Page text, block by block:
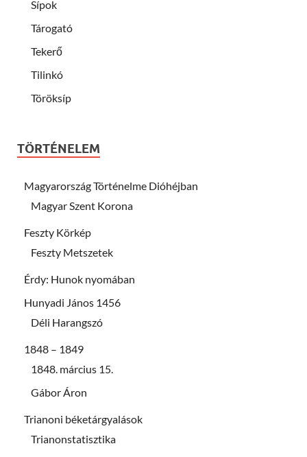
Sípok
Tárogató
Tekerő
Tilinkó
Töröksíp
TÖRTÉNELEM
Magyarország Történelme Dióhéjban
Magyar Szent Korona
Feszty Körkép
Feszty Metszetek
Érdy: Hunok nyomában
Hunyadi János 1456
Déli Harangszó
1848 – 1849
1848. március 15.
Gábor Áron
Trianoni béketárgyalások
Trianonstatisztika